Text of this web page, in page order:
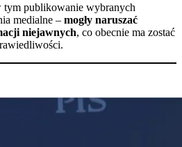
tym publikowanie wybranych
medialne – mogły naruszać
niejawnych, co obecnie ma zostać